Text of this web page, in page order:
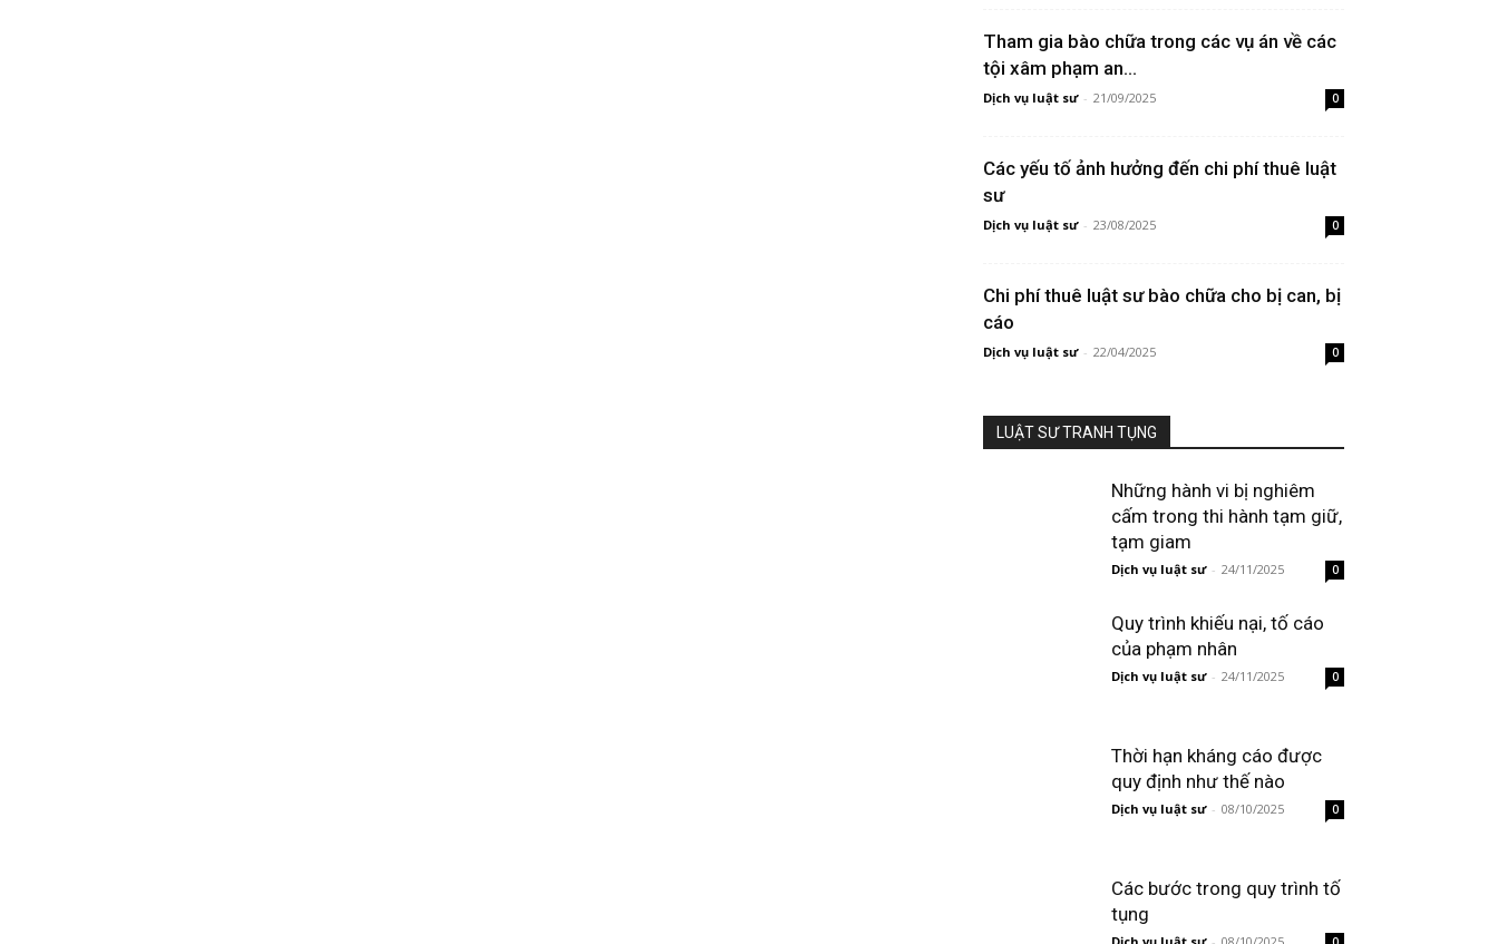
Tham gia bào chữa trong các vụ án về các
tội xâm phạm an...
Dịch vụ luật sư - 21/09/2025 0
Các yếu tố ảnh hưởng đến chi phí thuê luật
sư
Dịch vụ luật sư - 23/08/2025 0
Chi phí thuê luật sư bào chữa cho bị can, bị
cáo
Dịch vụ luật sư - 22/04/2025 0
LUẬT SƯ TRANH TỤNG
Những hành vi bị nghiêm
cấm trong thi hành tạm giữ,
tạm giam
Dịch vụ luật sư - 24/11/2025 0
Quy trình khiếu nại, tố cáo
của phạm nhân
Dịch vụ luật sư - 24/11/2025 0
Thời hạn kháng cáo được
quy định như thế nào
Dịch vụ luật sư - 08/10/2025 0
Các bước trong quy trình tố
tụng